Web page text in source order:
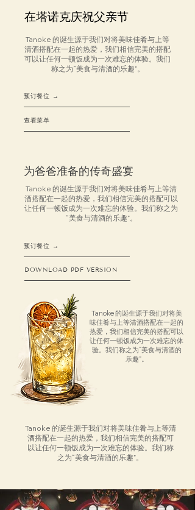
在塔诺克庆祝父亲节
Tanoke 的诞生源于我们对将美味佳肴与上等
清酒搭配在一起的热爱，我们相信完美的搭配
可以让任何一顿饭成为一次难忘的体验。我们
称之为“美食与清酒的乐趣”。
预订餐位 →
查看菜单
为爸爸准备的传奇盛宴
Tanoke 的诞生源于我们对将美味佳肴与上等清
酒搭配在一起的热爱，我们相信完美的搭配可以
让任何一顿饭成为一次难忘的体验。我们称之为
“美食与清酒的乐趣”。
预订餐位 →
DOWNLOAD PDF VERSION
Tanoke 的诞生源于我们对将美
味佳肴与上等清酒搭配在一起的
热爱，我们相信完美的搭配可以
让任何一顿饭成为一次难忘的体
验。我们称之为“美食与清酒的
乐趣”。
Tanoke 的诞生源于我们对将美味佳肴与上等清
酒搭配在一起的热爱，我们相信完美的搭配可
以让任何一顿饭成为一次难忘的体验。我们称
之为“美食与清酒的乐趣”。